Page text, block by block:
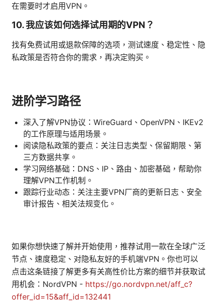
在需要时才启用VPN。
10. 我应该如何选择试用期的VPN？
找有免费试用或退款保障的选项，测试速度、稳定性、隐
私政策是否符合你的需求，再决定购买。
进阶学习路径
深入了解VPN协议：WireGuard、OpenVPN、IKEv2
的工作原理与适用场景。
阅读隐私政策的要点：关注日志类型、保留期限、第
三方数据共享。
学习网络基础：DNS、IP、路由、加密基础，帮助你
理解VPN工作机制。
跟踪行业动态：关注主要VPN厂商的更新日志、安全
审计报告、相关法规变化。
如果你想快速了解并开始使用，推荐试用一款在全球广泛
节点、速度稳定、对隐私友好的手机端VPN。你也可以
点击这条链接了解更多有关高性价比方案的细节并获取试
用机会：NordVPN - https://go.nordvpn.net/aff_c?
offer_id=15&aff_id=132441